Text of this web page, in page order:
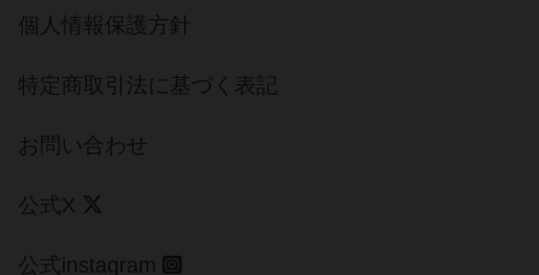
個人情報保護方針
特定商取引法に基づく表記
お問い合わせ
公式X
公式instagram